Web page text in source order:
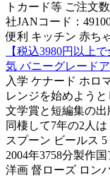
トカード等 ご注文
社JANコード：
便利 キッチン 赤ち
【税込3980円以上
気 バニーグレード
入学 ケナード ホロ
レンジを始めよう
文学賞と短編集の
同棲して7年の2人
スプーン ビールス
2004年3758分製作
洋画 督ローズ ロン